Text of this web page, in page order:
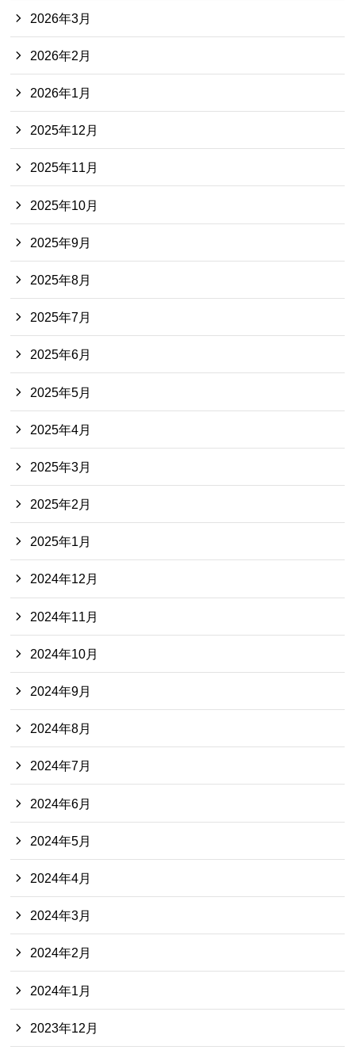
2026年3月
2026年2月
2026年1月
2025年12月
2025年11月
2025年10月
2025年9月
2025年8月
2025年7月
2025年6月
2025年5月
2025年4月
2025年3月
2025年2月
2025年1月
2024年12月
2024年11月
2024年10月
2024年9月
2024年8月
2024年7月
2024年6月
2024年5月
2024年4月
2024年3月
2024年2月
2024年1月
2023年12月